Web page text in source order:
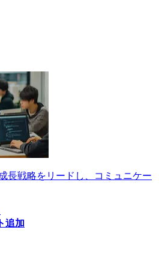
長戦略をリードし、コミュニケー
追加